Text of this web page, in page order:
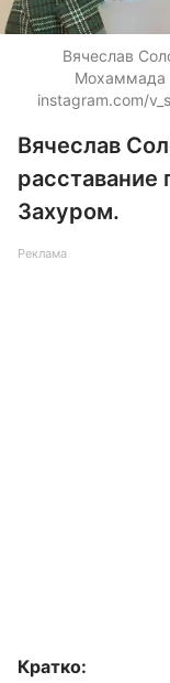
Вячеслав
Мохаммада
instagram.com/
Вячеслав
Захуром.
Реклама
Кратко: